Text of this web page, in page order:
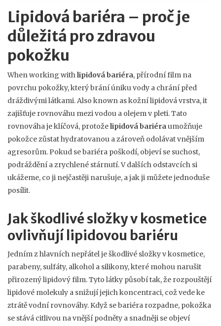
Lipidová bariéra – proč je
důležitá pro zdravou
pokožku
When working withlipidová bariéra, přírodní film na
povrchu pokožky, který brání úniku vody a chrání před
dráždivými látkami. Also known askožní lipidová vrstva, it
zajišťuje rovnováhu mezi vodou a olejem v pleti. Tato
rovnováha je klíčová, protoželipidová bariéraumožňuje
pokožce zůstat hydratovanou a zároveň odolávat vnějším
agresorům. Pokud se bariéra poškodí, objeví se suchost,
podráždění a zrychlené stárnutí. V dalších odstavcích si
ukážeme, co ji nejčastěji narušuje, a jak ji můžete jednoduše
posílit.
Jak škodlivé složky v kosmetice
ovlivňují lipidovou bariéru
Jedním z hlavních nepřátel ješkodlivé složky v kosmetice,
parabeny, sulfáty, alkohol a silikony, které mohou narušit
přirozený lipidový film. Tyto látky působí tak, že rozpouštějí
lipidové molekuly a snižují jejich koncentraci, což vede ke
ztrátě vodní rovnováhy. Když se bariéra rozpadne, pokožka
se stává citlivou na vnější podněty a snadněji se objeví